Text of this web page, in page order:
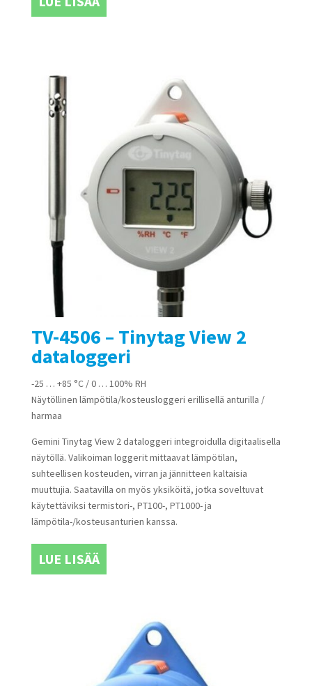
TV-4506 – Tinytag View 2
dataloggeri
-25 … +85 °C / 0 … 100% RH
Näytöllinen lämpötila/kosteusloggeri erillisellä anturilla /
harmaa
Gemini Tinytag View 2 dataloggeri integroidulla digitaalisella
näytöllä. Valikoiman loggerit mittaavat lämpötilan,
suhteellisen kosteuden, virran ja jännitteen kaltaisia
muuttujia. Saatavilla on myös yksiköitä, jotka soveltuvat
käytettäviksi termistori-, PT100-, PT1000- ja
lämpötila-/kosteusanturien kanssa.
LUE LISÄÄ